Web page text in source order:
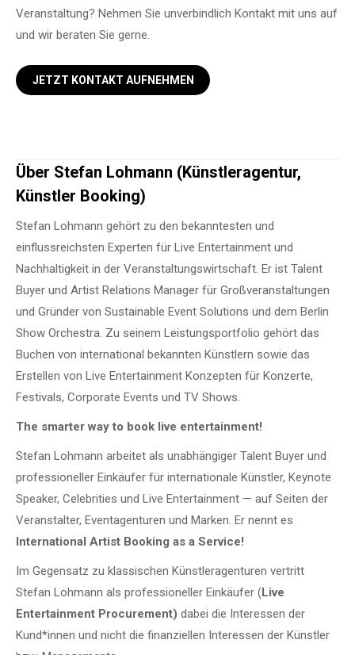
Veranstaltung? Nehmen Sie unverbindlich Kontakt mit uns auf
und wir beraten Sie gerne.
JETZT KONTAKT AUFNEHMEN
Über Stefan Lohmann (Künstleragentur,
Künstler Booking)
Stefan Lohmann gehört zu den bekanntesten und
einflussreichsten Experten für Live Entertainment und
Nachhaltigkeit in der Veranstaltungswirtschaft. Er ist Talent
Buyer und Artist Relations Manager für Großveranstaltungen
und Gründer von Sustainable Event Solutions und dem Berlin
Show Orchestra. Zu seinem Leistungsportfolio gehört das
Buchen von international bekannten Künstlern sowie das
Erstellen von Live Entertainment Konzepten für Konzerte,
Festivals, Corporate Events und TV Shows.
The smarter way to book live entertainment!
Stefan Lohmann arbeitet als unabhängiger Talent Buyer und
professioneller Einkäufer für internationale Künstler, Keynote
Speaker, Celebrities und Live Entertainment — auf Seiten der
Veranstalter, Eventagenturen und Marken. Er nennt es
International Artist Booking as a Service!
Im Gegensatz zu klassischen Künstleragenturen vertritt
Stefan Lohmann als professioneller Einkäufer (Live
Entertainment Procurement) dabei die Interessen der
Kund*innen und nicht die finanziellen Interessen der Künstler